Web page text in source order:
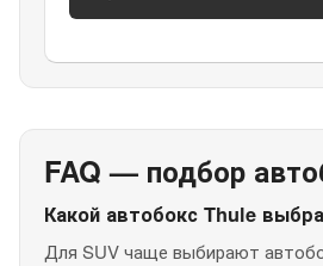
FAQ — подбор
Какой автобокс Thule
Для SUV чаще выбирают